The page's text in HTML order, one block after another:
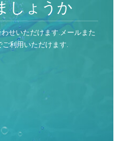
しょうか
せいただけます.メールまた
利用いただけます.